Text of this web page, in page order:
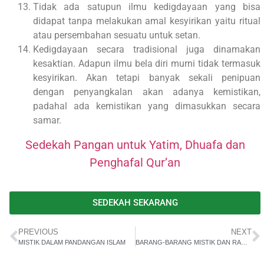
Tidak ada satupun ilmu kedigdayaan yang bisa
didapat tanpa melakukan amal kesyirikan yaitu ritual
atau persembahan sesuatu untuk setan.
Kedigdayaan secara tradisional juga dinamakan
kesaktian. Adapun ilmu bela diri murni tidak termasuk
kesyirikan. Akan tetapi banyak sekali penipuan
dengan penyangkalan akan adanya kemistikan,
padahal ada kemistikan yang dimasukkan secara
samar.
Sedekah Pangan untuk Yatim, Dhuafa dan
Penghafal Qur’an
SEDEKAH SEKARANG
PREVIOUS
MISTIK DALAM PANDANGAN ISLAM
NEXT
BARANG-BARANG MISTIK DAN RAMALAN